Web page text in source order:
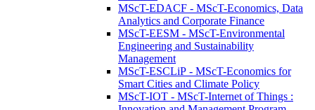
MScT-EDACF - MScT-Economics, Data
Analytics and Corporate Finance
MScT-EESM - MScT-Environmental
Engineering and Sustainability
Management
MScT-ESCLiP - MScT-Economics for
Smart Cities and Climate Policy
MScT-IOT - MScT-Internet of Things :